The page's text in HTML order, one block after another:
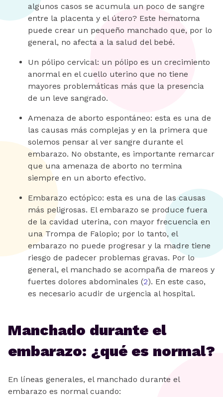
algunos casos se acumula un poco de sangre
entre la placenta y el útero? Este hematoma
puede crear un pequeño manchado que, por lo
general, no afecta a la salud del bebé.
Un pólipo cervical: un pólipo es un crecimiento
anormal en el cuello uterino que no tiene
mayores problemáticas más que la presencia
de un leve sangrado.
Amenaza de aborto espontáneo: esta es una de
las causas más complejas y en la primera que
solemos pensar al ver sangre durante el
embarazo. No obstante, es importante remarcar
que una amenaza de aborto no termina
siempre en un aborto efectivo.
Embarazo ectópico: esta es una de las causas
más peligrosas. El embarazo se produce fuera
de la cavidad uterina, con mayor frecuencia en
una Trompa de Falopio; por lo tanto, el
embarazo no puede progresar y la madre tiene
riesgo de padecer problemas gravas. Por lo
general, el manchado se acompaña de mareos y
fuertes dolores abdominales (2). En este caso,
es necesario acudir de urgencia al hospital.
Manchado durante el
embarazo: ¿qué es normal?
En líneas generales, el manchado durante el
embarazo es normal cuando: